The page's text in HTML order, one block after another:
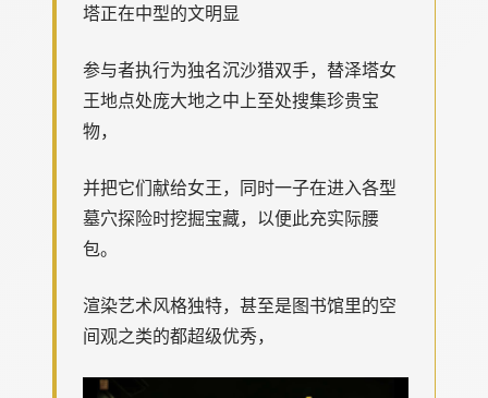
塔正在中型的文明显
参与者执行为独名沉沙猎双手，替泽塔女
王地点处庞大地之中上至处搜集珍贵宝
物，
并把它们献给女王，同时一子在进入各型
墓穴探险时挖掘宝藏，以便此充实际腰
包。
渲染艺术风格独特，甚至是图书馆里的空
间观之类的都超级优秀，